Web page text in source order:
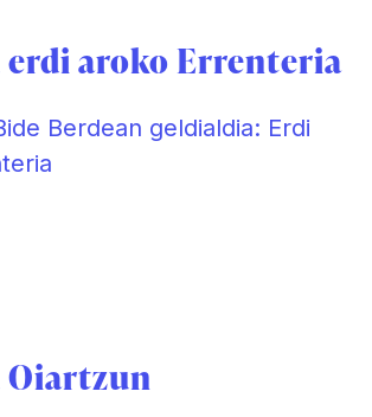
erdi aroko Errenteria
Berdean geldialdia: Erdi
Oiartzun